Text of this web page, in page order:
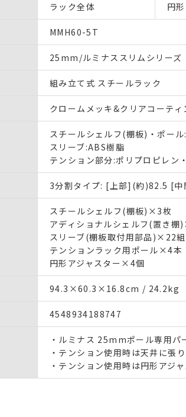
ラック全体 円
MMH60-5T
25mm/ルミナススリムシリーズ
組み立て式 スチールラック
クロームメッキ&クリアコーテ
スチールシェルフ(棚板)・ポー
スリーブ:ABS樹脂
テンション部分:ポリプロピレン
3分割タイプ: [上部](約)82.5 [
スチールシェルフ(棚板)×3枚
アディショナルシェルフ(置き棚
スリーブ(棚板取付用部品)×22組
テンションラック用ポール×4本
円形アジャスター×4個
94.3×60.3×16.8cm / 24.2kg
4548934188747
・ルミナス 25mmポール専用パ
・テンション使用時は天井に張
・テンション使用時は円形アジ